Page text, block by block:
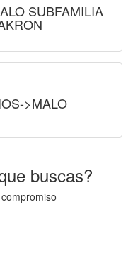
SUBFAMILIA
>MALO
buscas?